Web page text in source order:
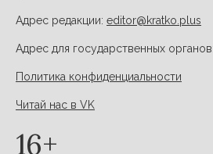
Адрес редакции: editor@kratko.plus
Адрес для государственных органов:
Политика конфиденциальности
Читай нас в VK
16+